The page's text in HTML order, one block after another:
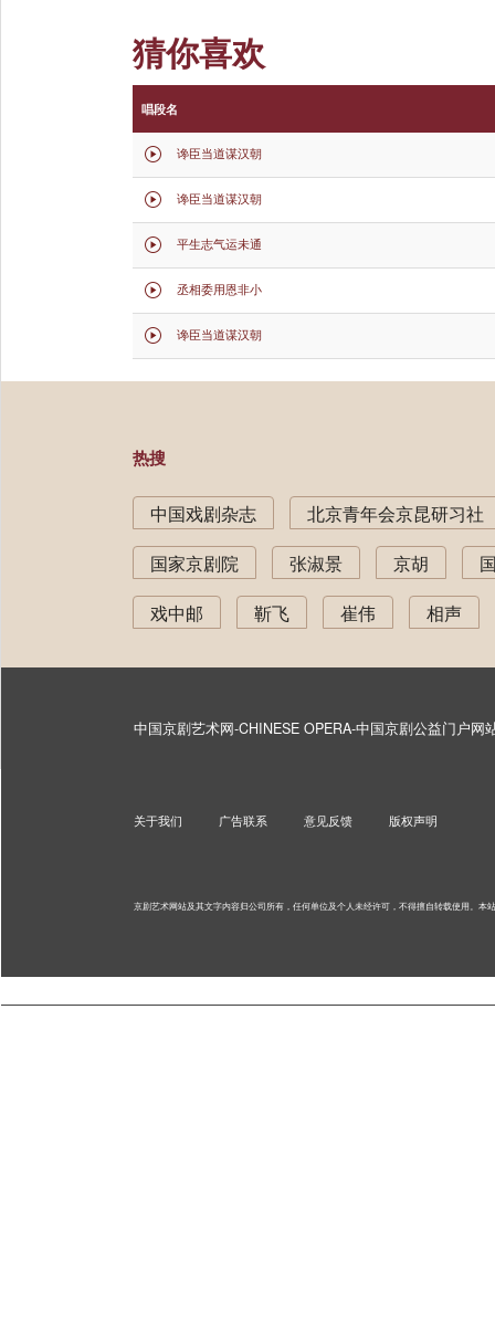
猜你喜欢
唱段名
 谗臣当道谋汉朝
 谗臣当道谋汉朝
 平生志气运未通
 丞相委用恩非小
 谗臣当道谋汉朝
热搜
中国戏剧杂志
北京青年会京昆研习社
国家京剧院
张淑景 京胡
戏中邮
靳飞 崔伟 相声
中国京剧艺术网-CHINESE OPERA-中国京剧公益门户网
关于我们 广告联系 意见反馈 版权声明
京剧艺术网站及其文字内容归公司所有，任何单位及个人未经许可，不得擅自转载使用。 本